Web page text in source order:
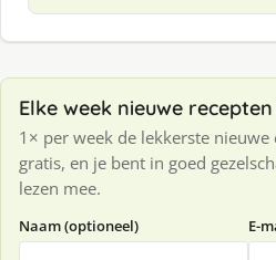
Elke week nieuwe
1× per week de lekkerste
gratis, en je bent in goed
lezen mee.
Naam (optioneel) E-